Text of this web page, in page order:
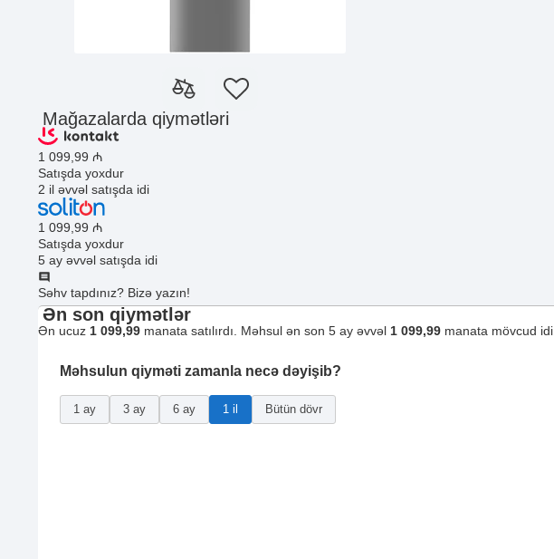
Mağazalarda qiymətləri
1 099 ,99 ₼
Satışda yoxdur
2 il əvvəl satışda idi
1 099 ,99 ₼
Satışda yoxdur
5 ay əvvəl satışda idi
Səhv tapdınız? Bizə yazın!
Ən son qiymətlər
Ən ucuz 1 099,99 manata satılırdı. Məhsul ən son 5 ay əvvəl 1 099,99 manata mövcud idi.
Məhsulun qiyməti zamanla necə dəyişib?
1 ay 3 ay 6 ay 1 il Bütün dövr